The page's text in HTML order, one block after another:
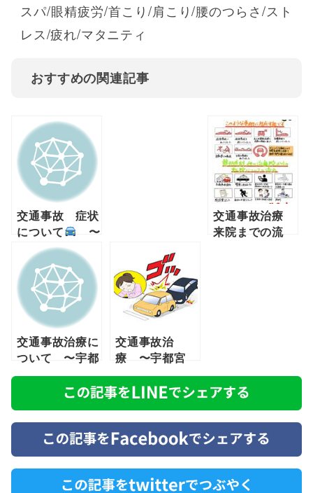
スパ/眼精疲労/首こり/肩こり/腰のつらさ/スト
レス/疲れ/マタニティ
おすすめの関連記事
交通事故 症状
について
〜
宇都宮〜
交通事故治療
来院までの流
交通事故治療に
ついて 〜宇都
宮 雀宮 針ヶ
交通事故治
療 〜宇都宮
雀宮 針ヶ谷〜